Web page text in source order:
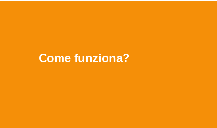
Come funziona?